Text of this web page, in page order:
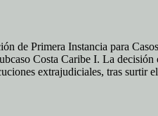
de Primera Instancia para
Costa Caribe I. La
extrajudiciales, tras surtir